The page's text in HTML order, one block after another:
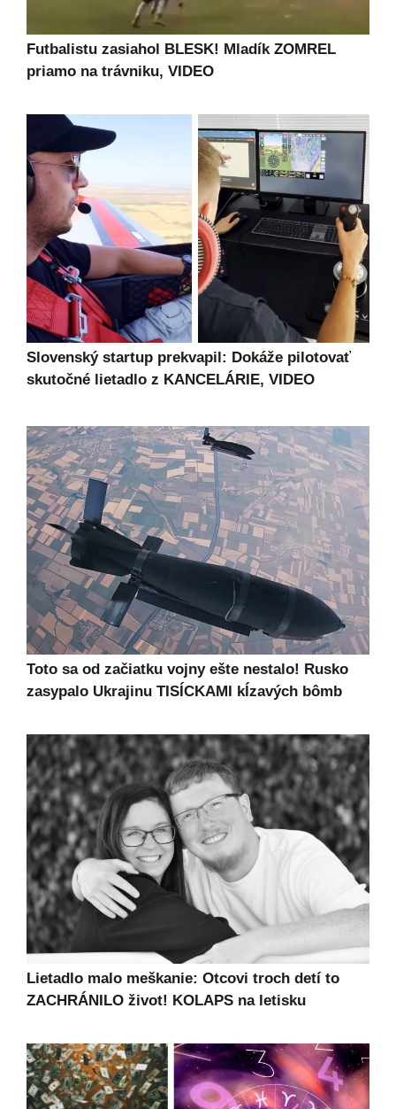
Futbalistu zasiahol BLESK! Mladík ZOMREL
priamo na trávniku, VIDEO
Slovenský startup prekvapil: Dokáže pilotovať
skutočné lietadlo z KANCELÁRIE, VIDEO
Toto sa od začiatku vojny ešte nestalo! Rusko
zasypalo Ukrajinu TISÍCKAMI kĺzavých bômb
Lietadlo malo meškanie: Otcovi troch detí to
ZACHRÁNILO život! KOLAPS na letisku